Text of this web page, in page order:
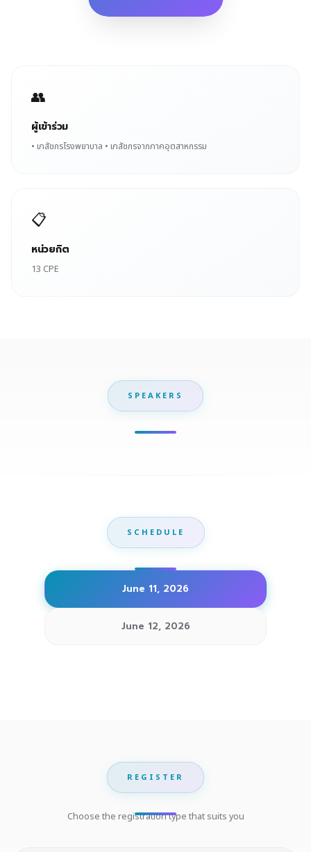
👥
ผู้เข้าร่วม
• เภสัชกรโรงพยาบาล • เภสัชกรจากภาคอุตสาหกรรม
📋
หน่วยกิต
13 CPE
SPEAKERS
SCHEDULE
June 11, 2026
June 12, 2026
REGISTER
Choose the registration type that suits you